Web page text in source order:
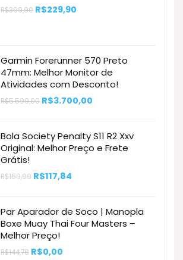
R$399,90 O
R$229,90
Garmin Forerunner 570 Preto
47mm: Melhor Monitor de
Atividades com Desconto!
R$5.599,00 O
R$5.599,00.
R$3.700,00
R$3.700,00.
Bola Society Penalty S11 R2 Xxv
Original: Melhor Preço e Frete
Grátis!
R$159,99 O
R$159,99.
R$117,84
R$117,84.
Par Aparador de Soco | Manopla
Boxe Muay Thai Four Masters –
Melhor Preço!
R$144,78 O
R$0,00